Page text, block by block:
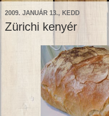
2009. JANUÁR 13., KEDD
Zürichi kenyér